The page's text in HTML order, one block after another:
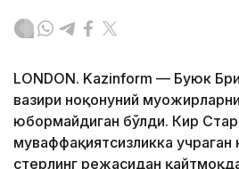
LONDON. Kazinform — Буюк
вазири ноқонуний
юбормайдиган бўлди. Кир
муваффақиятсизликка учраган
стерлинг режасидан